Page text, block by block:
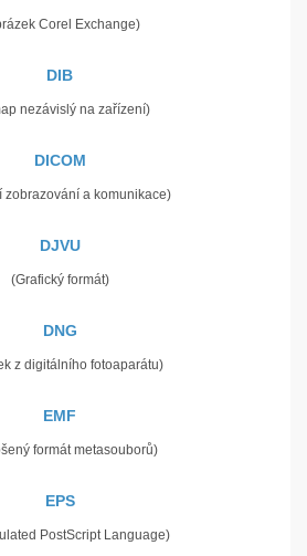
Corel Exchange)
DIB
nezávislý na zařízení)
DICOM
zobrazování a komunikace)
DJVU
(Grafický formát)
DNG
z digitálního fotoaparátu)
EMF
formát metasouborů)
EPS
PostScript Language)